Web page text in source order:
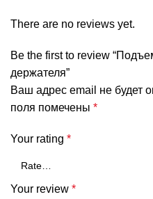
There are no reviews yet.
Be the first to review
держателя”
Ваш адрес email не будет
поля помечены *
Your rating *
Your review *